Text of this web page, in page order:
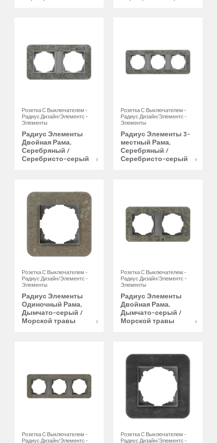
Розетка С Выключателем -
Радиус Дизайн/Элементс -
Элементы
Радиус Элементы
Двойная Рама,
Серебряный /
Серебристо-серый
Розетка С Выключателем -
Радиус Дизайн/Элементс -
Элементы
Радиус Элементы 3-
местный Рама,
Серебряный /
Серебристо-серый
Розетка С Выключателем -
Радиус Дизайн/Элементс -
Элементы
Радиус Элементы
Одиночный Рама,
Дымчато-серый /
Морской травы
Розетка С Выключателем -
Радиус Дизайн/Элементс -
Элементы
Радиус Элементы
Двойная Рама,
Дымчато-серый /
Морской травы
Розетка С Выключателем -
Радиус Дизайн/Элементс -
Розетка С Выключателем -
Радиус Дизайн/Элементс -